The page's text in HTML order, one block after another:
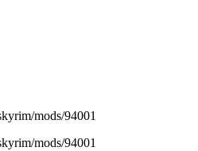
mods/94001
mods/94001